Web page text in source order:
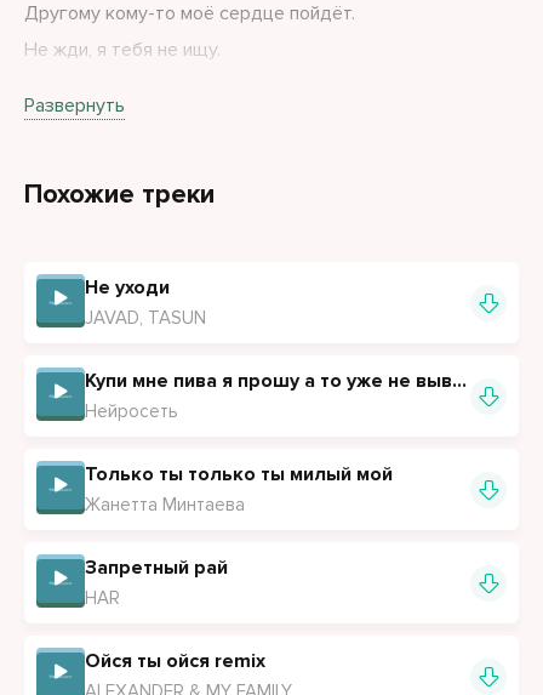
Другому кому-то моё сердце пойдёт.
Не жди, я тебя не ищу.
Развернуть
Похожие треки
Не уходи
JAVAD, TASUN
Купи мне пива я прошу а то уже не вывожу
Нейросеть
Только ты только ты милый мой
Жанетта Минтаева
Запретный рай
HAR
Ойся ты ойся remix